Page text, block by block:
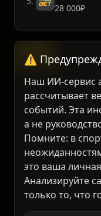
Мелбет
Наш ИИ-сервис
рассчитывает
событий. Эта
а не
Помните: в
это ваша
Анализируйте
только то, что